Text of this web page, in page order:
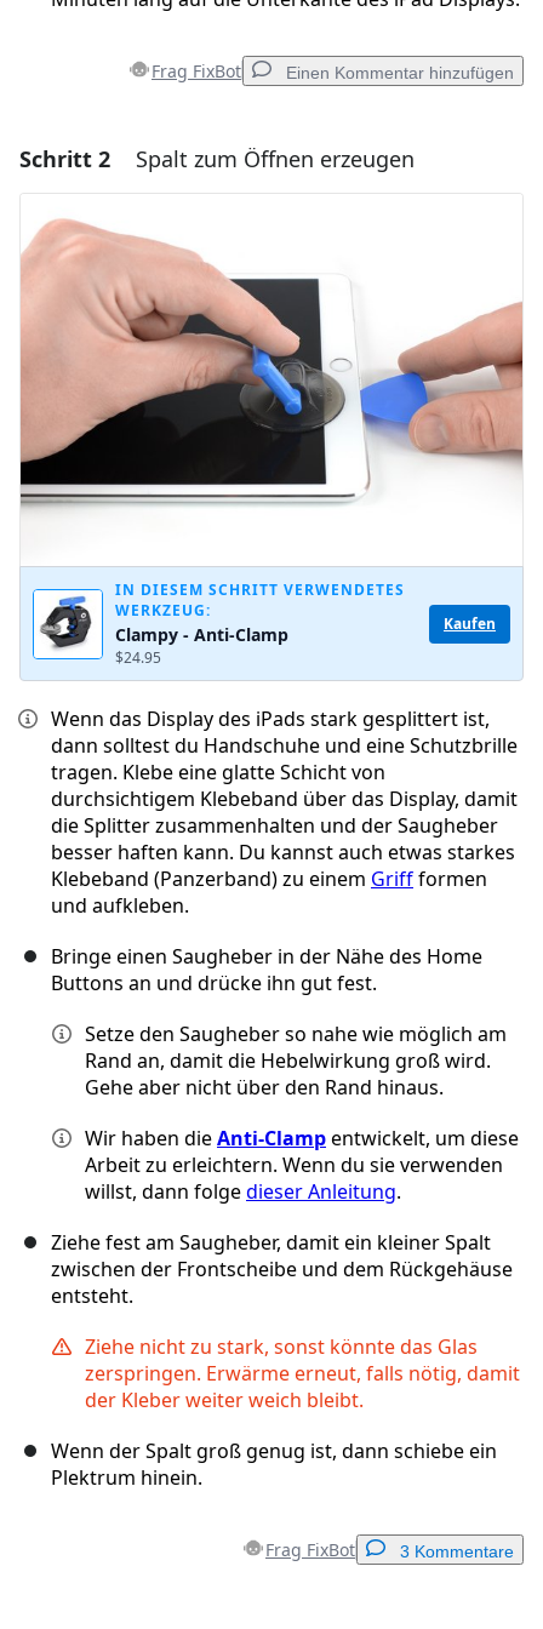
Frag FixBot Einen Kommentar hinzufügen
Einen Kommentar hinzufügen
Kommentar hinzufügen
Abbrechen Kommentieren
Schritt 2 Spalt zum Öffnen erzeugen
IN DIESEM SCHRITT VERWENDETES
WERKZEUG:
Clampy - Anti-Clamp
$24.95
Kaufen
Wenn das Display des iPads stark gesplittert ist,
dann solltest du Handschuhe und eine Schutzbrille
tragen. Klebe eine glatte Schicht von
durchsichtigem Klebeband über das Display, damit
die Splitter zusammenhalten und der Saugheber
besser haften kann. Du kannst auch etwas starkes
Klebeband (Panzerband) zu einem Griffformen
und aufkleben.
Bringe einen Saugheber in der Nähe des Home
Buttons an und drücke ihn gut fest.
Setze den Saugheber so nahe wie möglich am
Rand an, damit die Hebelwirkung groß wird.
Gehe aber nicht über den Rand hinaus.
Wir haben dieAnti-Clampentwickelt, um diese
Arbeit zu erleichtern. Wenn du sie verwenden
willst, dann folgedieser Anleitung.
Ziehe fest am Saugheber, damit ein kleiner Spalt
zwischen der Frontscheibe und dem Rückgehäuse
entsteht.
Ziehe nicht zu stark, sonst könnte das Glas
zerspringen. Erwärme erneut, falls nötig, damit
der Kleber weiter weich bleibt.
Wenn der Spalt groß genug ist, dann schiebe ein
Plektrum hinein.
Frag FixBot 3 Kommentare